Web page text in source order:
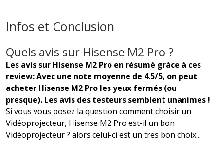
Infos et Conclusion
Quels avis sur Hisense M2 Pro ?
Les avis sur Hisense M2 Pro en résumé gràce à ces
review: Avec une note moyenne de 4.5/5, on peut
acheter Hisense M2 Pro les yeux fermés (ou
presque). Les avis des testeurs semblent unanimes !
Si vous vous posez la question comment choisir un
Vidéoprojecteur, Hisense M2 Pro est-il un bon
Vidéoprojecteur ? alors celui-ci est un tres bon choix...